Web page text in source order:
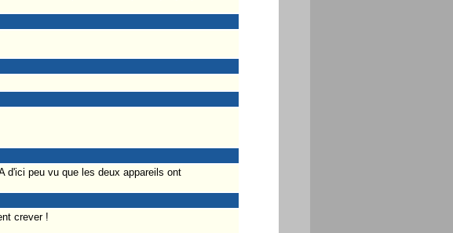
d'ici peu vu que les deux appareils ont
crever !